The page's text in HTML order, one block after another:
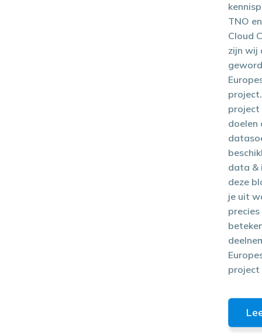
TNO
Cloud
zijn wij
project
doelen
data &
deze
je uit